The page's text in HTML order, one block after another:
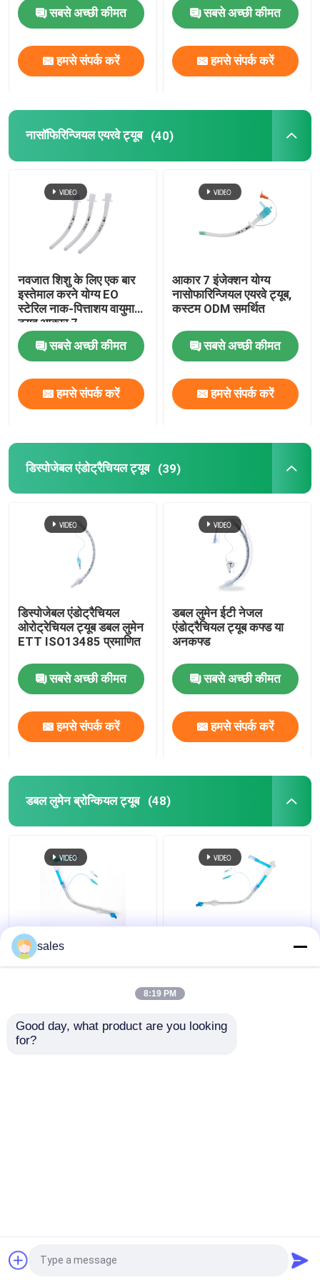
सक्शन कैथेटर
वीडियो इंट्यूबेशन डिवाइस
व्यक्तिगत सुरक्षा उपकरण पीपीई
एंडोट्रैकियल ट्यूब के घटक
OEM कैथेटर
सबसे अच्छी कीमत
हमसे संपर्क करें
सबसे अच्छी कीमत
हमसे संपर्क करें
नासॉफिरिन्जियल एयरवे ट्यूब (40)
नवजात शिशु के लिए एक बार
इस्तेमाल करने योग्य EO
स्टेरिल नाक-पित्ताशय वायुमार्ग
ट्यूब आकार 7
सबसे अच्छी कीमत
हमसे संपर्क करें
आकार 7 इंजेक्शन योग्य
नासोफारिन्जियल एयरवे ट्यूब,
कस्टम ODM समर्थित
सबसे अच्छी कीमत
हमसे संपर्क करें
डिस्पोजेबल एंडोट्रैचियल ट्यूब (39)
डिस्पोजेबल एंडोट्रैचियल
ओरोट्रेचियल ट्यूब डबल लुमेन
ETT ISO13485 प्रमाणित
सबसे अच्छी कीमत
हमसे संपर्क करें
डबल लुमेन ईटी नेजल
एंडोट्रैचियल ट्यूब कफ्ड या
अनकफ्ड
सबसे अच्छी कीमत
हमसे संपर्क करें
डबल लुमेन ब्रोन्कियल ट्यूब (48)
FR28-FR41 एंडोट्रैचियल
डबल लुमेन ट्यूब ट्रेकिअल
Rmist (Tianjin) Medical Device Co., Ltd.. All Rights
sales
8:19 PM
Good day, what product are you looking
for?